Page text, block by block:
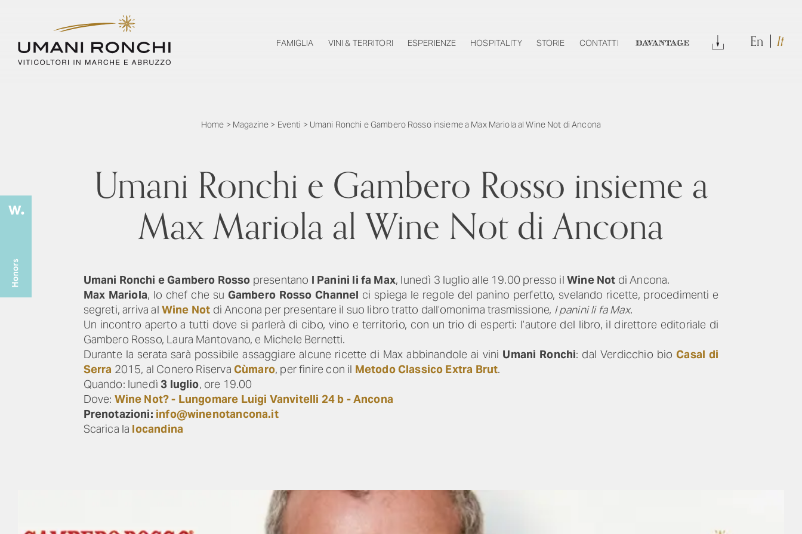
FAMIGLIA VINI & TERRITORI ESPERIENZE HOSPITALITY STORIE CONTATTI DAVANTAGE DOWNLOAD
En It
Home > Magazine > Eventi > Umani Ronchi e Gambero Rosso insieme a Max Mariola al Wine Not di Ancona
Umani Ronchi e Gambero Rosso insieme a
Max Mariola al Wine Not di Ancona
Umani Ronchi e Gambero Rosso presentano I Panini li fa Max, lunedì 3 luglio alle 19.00 presso il Wine Not di Ancona.
Max Mariola, lo chef che su Gambero Rosso Channel ci spiega le regole del panino perfetto, svelando ricette, procedimenti e
segreti, arriva al Wine Not di Ancona per presentare il suo libro tratto dall’omonima trasmissione, I panini li fa Max.
Un incontro aperto a tutti dove si parlerà di cibo, vino e territorio, con un trio di esperti: l’autore del libro, il direttore editoriale di
Gambero Rosso, Laura Mantovano, e Michele Bernetti.
Durante la serata sarà possibile assaggiare alcune ricette di Max abbinandole ai vini Umani Ronchi: dal Verdicchio bioCasal di
Serra 2015, al Conero Riserva Cùmaro, per finire con il Metodo Classico Extra Brut.
Quando: lunedì3 luglio, ore 19.00
Dove: Wine Not?- Lungomare Luigi Vanvitelli 24 b - Ancona
Prenotazioni: info@winenotancona.it
Scarica la locandina